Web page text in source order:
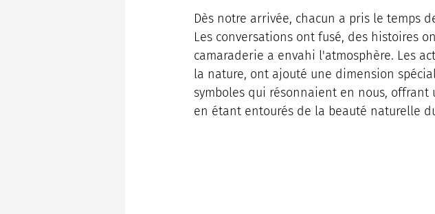
Dès notre arrivée, chacun a pris le temps
Les conversations ont fusé, des histoires
camaraderie a envahi l'atmosphère. Les
la nature, ont ajouté une dimension
symboles qui résonnaient en nous,
en étant entourés de la beauté naturelle